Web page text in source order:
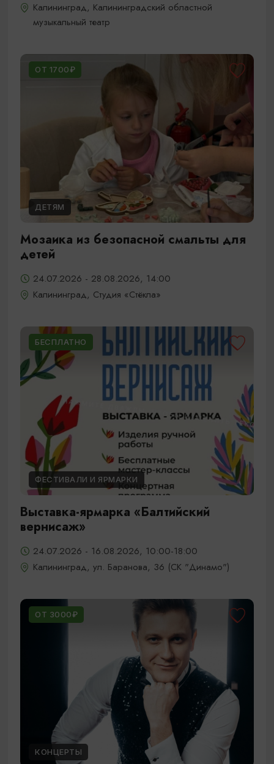
Калининград, Калининградский областной
музыкальный театр
ОТ 1700₽
ДЕТЯМ
Мозаика из безопасной смальты для
детей
24.07.2026 - 28.08.2026, 14:00
Калининград, Студия «Стёкла»
БЕСПЛАТНО
ФЕСТИВАЛИ И ЯРМАРКИ
Выставка-ярмарка «Балтийский
вернисаж»
24.07.2026 - 16.08.2026, 10:00-18:00
Калининград, ул. Баранова, 36 (СК "Динамо")
ОТ 3000₽
КОНЦЕРТЫ